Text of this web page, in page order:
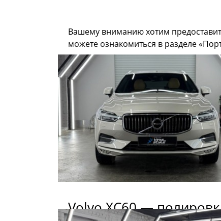
Вашему вниманию хотим
можете ознакомиться в разделе
Volvo XC60 —